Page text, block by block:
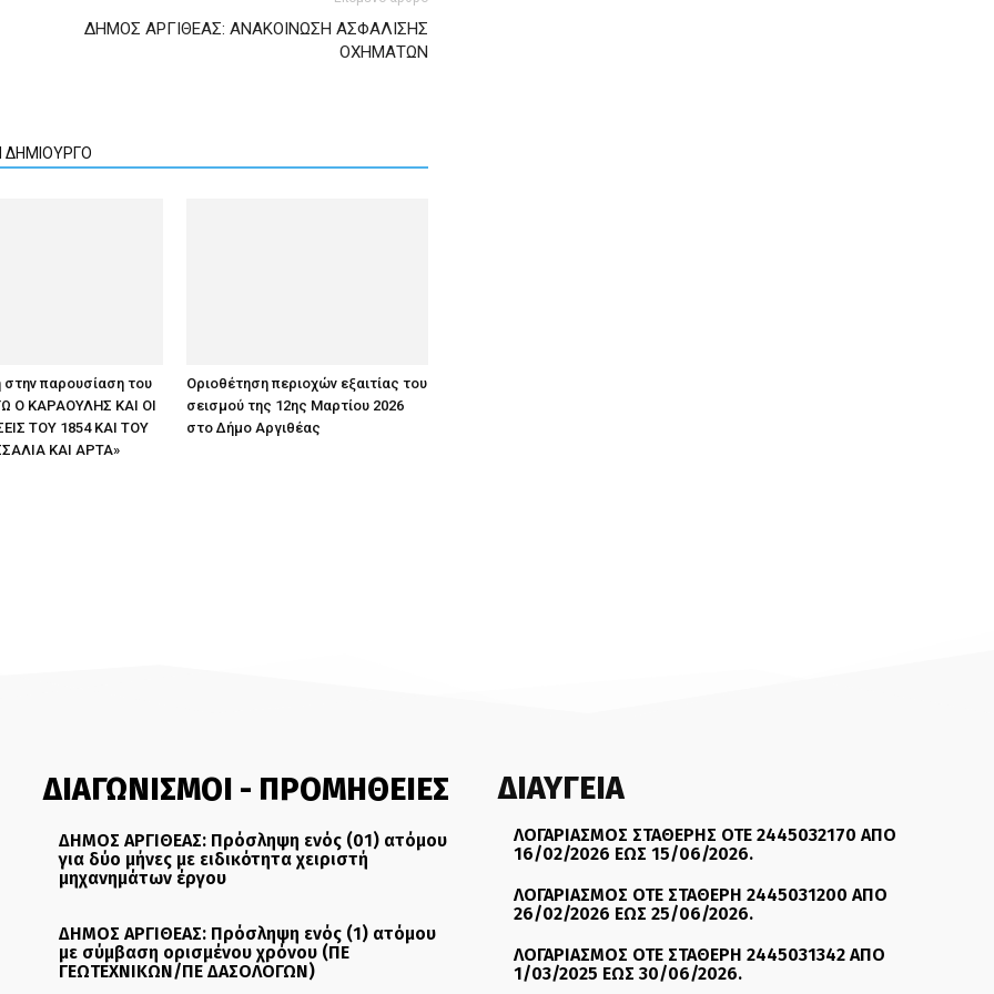
ΔΗΜΟΣ ΑΡΓΙΘΕΑΣ: ΑΝΑΚΟΙΝΩΣΗ ΑΣΦΑΛΙΣΗΣ
ΟΧΗΜΑΤΩΝ
ΔΗΜΙΟΥΡΓΟ
παρουσίαση του
Ο ΚΑΡΑΟΥΛΗΣ ΚΑΙ ΟΙ
ΤΟΥ 1854 ΚΑΙ ΤΟΥ
ΚΑΙ ΑΡΤΑ»
Οριοθέτηση περιοχών εξαιτίας του
σεισμού της 12ης Μαρτίου 2026
στο Δήμο Αργιθέας
ΔΙΑΓΩΝΙΣΜΟΙ - ΠΡΟΜΗΘΕΙΕΣ
ΔΗΜΟΣ ΑΡΓΙΘΕΑΣ: Πρόσληψη ενός (01) ατόμου
για δύο μήνες με ειδικότητα χειριστή
μηχανημάτων έργου
ΔΗΜΟΣ ΑΡΓΙΘΕΑΣ: Πρόσληψη ενός (1) ατόμου
με σύμβαση ορισμένου χρόνου (ΠΕ
ΓΕΩΤΕΧΝΙΚΩΝ/ΠΕ ΔΑΣΟΛΟΓΩΝ)
ΔΙΑΥΓΕΙΑ
ΛΟΓΑΡΙΑΣΜΟΣ ΣΤΑΘΕΡΗΣ ΟΤΕ 2445032170 ΑΠΟ
16/02/2026 ΕΩΣ 15/06/2026.
ΛΟΓΑΡΙΑΣΜΟΣ ΟΤΕ ΣΤΑΘΕΡΗ 2445031200 ΑΠΟ
26/02/2026 ΕΩΣ 25/06/2026.
ΛΟΓΑΡΙΑΣΜΟΣ ΟΤΕ ΣΤΑΘΕΡΗ 2445031342 ΑΠΟ
1/03/2025 ΕΩΣ 30/06/2026.